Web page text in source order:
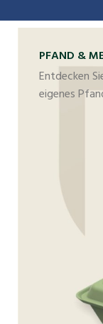
PFAND &
Entdecken
eigenes